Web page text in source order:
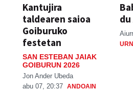
Kantujira
taldearen saioa
Goiburuko
festetan
SAN ESTEBAN JAIAK
GOIBURUN 2026
Jon Ander Ubeda
abu 07, 20:37 ANDOAIN
du